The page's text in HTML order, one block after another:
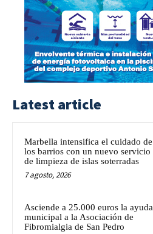
Latest article
Marbella intensifica el cuidado de
los barrios con un nuevo servicio
de limpieza de islas soterradas
7 agosto, 2026
Asciende a 25.000 euros la ayuda
municipal a la Asociación de
Fibromialgia de San Pedro